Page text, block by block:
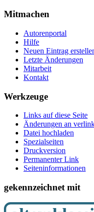
Mitmachen
Autorenportal
Hilfe
Neuen Eintrag
Letzte Änderungen
Mitarbeit
Kontakt
Werkzeuge
Links auf diese Seite
Änderungen an
Datei hochladen
Spezialseiten
Druckversion
Permanenter Link
Seiten­­informationen
gekennzeichnet mit